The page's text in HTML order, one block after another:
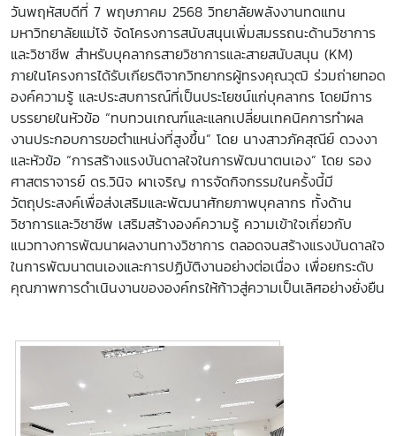
วันพฤหัสบดีที่ 7 พฤษภาคม 2568 วิทยาลัยพลังงานทดแทน
มหาวิทยาลัยแม่โจ้ จัดโครงการสนับสนุนเพิ่มสมรรถนะด้านวิชาการ
และวิชาชีพ สำหรับบุคลากรสายวิชาการและสายสนับสนุน (KM)
ภายในโครงการได้รับเกียรติจากวิทยากรผู้ทรงคุณวุฒิ ร่วมถ่ายทอด
องค์ความรู้ และประสบการณ์ที่เป็นประโยชน์แก่บุคลากร โดยมีการ
บรรยายในหัวข้อ “ทบทวนเกณฑ์และแลกเปลี่ยนเทคนิคการทำผล
งานประกอบการขอตำแหน่งที่สูงขึ้น” โดย นางสาวภัคสุณีย์ ดวงงา
และหัวข้อ “การสร้างแรงบันดาลใจในการพัฒนาตนเอง” โดย รอง
ศาสตราจารย์ ดร.วินิจ ผาเจริญ การจัดกิจกรรมในครั้งนี้มี
วัตถุประสงค์เพื่อส่งเสริมและพัฒนาศักยภาพบุคลากร ทั้งด้าน
วิชาการและวิชาชีพ เสริมสร้างองค์ความรู้ ความเข้าใจเกี่ยวกับ
แนวทางการพัฒนาผลงานทางวิชาการ ตลอดจนสร้างแรงบันดาลใจ
ในการพัฒนาตนเองและการปฏิบัติงานอย่างต่อเนื่อง เพื่อยกระดับ
คุณภาพการดำเนินงานขององค์กรให้ก้าวสู่ความเป็นเลิศอย่างยั่งยืน